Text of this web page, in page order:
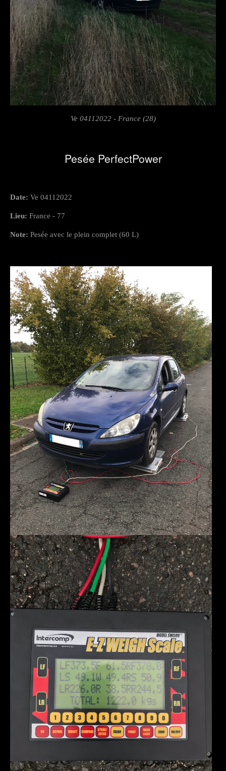
Ve 04112022 - France (28)
Pesée PerfectPower
Date: Ve 04112022
Lieu: France - 77
Note: Pesée avec le plein complet (60 L)